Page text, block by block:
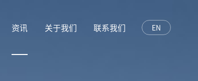
资讯 关于我们 联系我们 EN